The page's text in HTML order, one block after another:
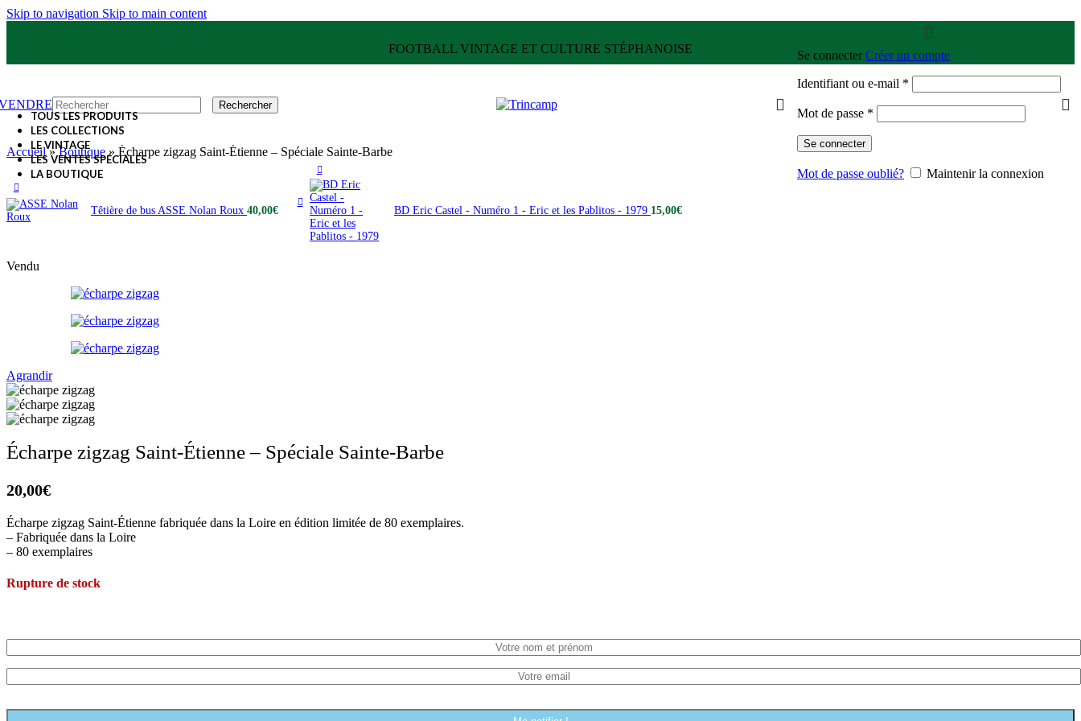
Skip to navigation Skip to main content
FOOTBALL VINTAGE ET CULTURE STÉPHANOISE
Rechercher
Se connecter Créer un compte
Identifiant ou e-mail *
Mot de passe *
Se connecter
Mot de passe oublié? Maintenir la connexion
TOUS LES PRODUITS
LES COLLECTIONS
LE VINTAGE
LES VENTES SPÉCIALES
LA BOUTIQUE
Accueil»Boutique » Écharpe zigzag Saint-Étienne – Spéciale Sainte-Barbe
Têtière de bus ASSE Nolan Roux 40,00€ BD Eric Castel - Numéro 1 - Eric et les Pablitos - 1979 15,00€
Vendu
Agrandir
Écharpe zigzag Saint-Étienne – Spéciale Sainte-Barbe
20,00€
Écharpe zigzag Saint-Étienne fabriquée dans la Loire en édition limitée de 80 exemplaires.
– Fabriquée dans la Loire
– 80 exemplaires
Rupture de stock